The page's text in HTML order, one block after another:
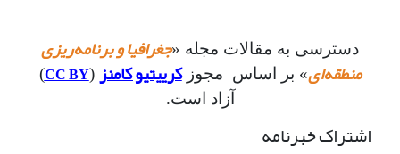
دسترسی به مقالات مجله «جغرافیا و برنامه‌ریزی
منطقه‌ای» بر اساس مجوزکرییتیو کامنز (
CC BY
)
آزاد است.
اشتراک خبرنامه